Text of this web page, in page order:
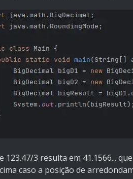
123.47/3 resulta em 41.1566...
caso a posição de